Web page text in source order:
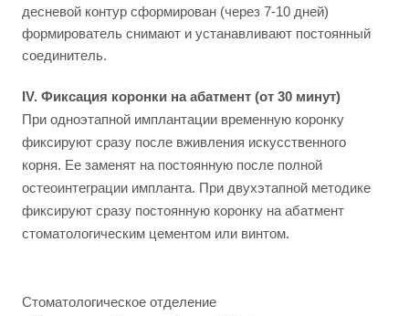
десневой контур сформирован (через 7-10 дней)
формирователь снимают и устанавливают постоянный
соединитель.
IV. Фиксация коронки на абатмент (от 30 минут)
При одноэтапной имплантации временную коронку
фиксируют сразу после вживления искусственного
корня. Ее заменят на постоянную после полной
остеоинтеграции импланта. При двухэтапной методике
фиксируют сразу постоянную коронку на абатмент
стоматологическим цементом или винтом.
Стоматологическое отделение